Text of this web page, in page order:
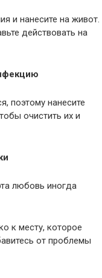
и нанесите на живот.
действовать на
поэтому нанесите
очистить их и
любовь иногда
к месту, которое
от проблемы